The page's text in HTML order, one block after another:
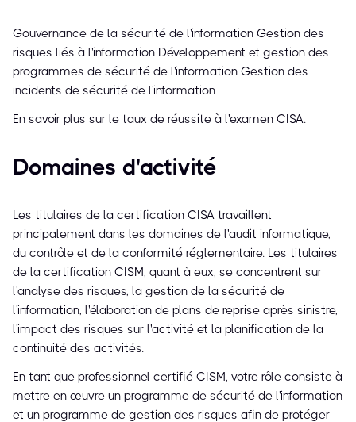
Gouvernance de la sécurité de l'information Gestion des
risques liés à l'information Développement et gestion des
programmes de sécurité de l'information Gestion des
incidents de sécurité de l'information
En savoir plus sur le taux de réussite à l'examen CISA.
Domaines d'activité
Les titulaires de la certification CISA travaillent
principalement dans les domaines de l'audit informatique,
du contrôle et de la conformité réglementaire. Les titulaires
de la certification CISM, quant à eux, se concentrent sur
l'analyse des risques, la gestion de la sécurité de
l'information, l'élaboration de plans de reprise après sinistre,
l'impact des risques sur l'activité et la planification de la
continuité des activités.
En tant que professionnel certifié CISM, votre rôle consiste à
mettre en œuvre un programme de sécurité de l'information
et un programme de gestion des risques afin de protéger